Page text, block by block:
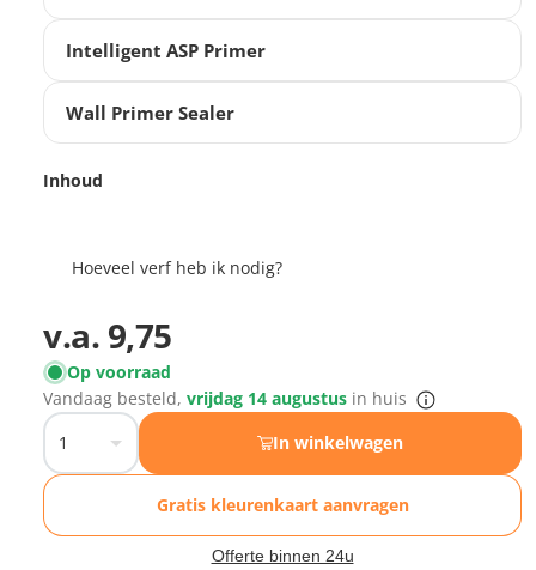
Intelligent ASP Primer
Wall Primer Sealer
Inhoud
Hoeveel verf heb ik nodig?
v.a. 9,75
Op voorraad
Vandaag besteld, vrijdag 14 augustus in huis
In winkelwagen
Gratis kleurenkaart aanvragen
Offerte binnen 24u